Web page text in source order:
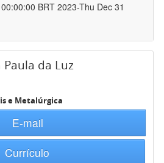
BRT 2023-Thu Dec 31
Paula da Luz
e Metalúrgica
E-mail
Currículo